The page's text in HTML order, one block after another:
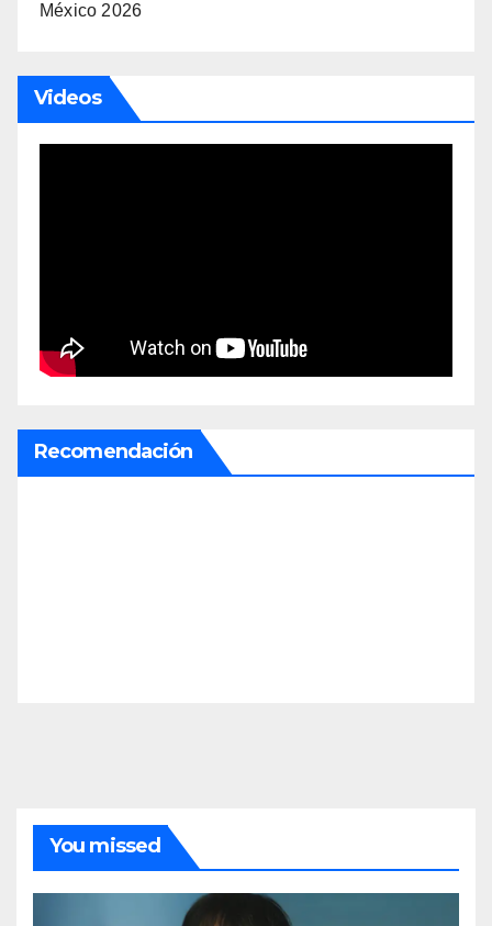
México 2026
Videos
Recomendación
You missed